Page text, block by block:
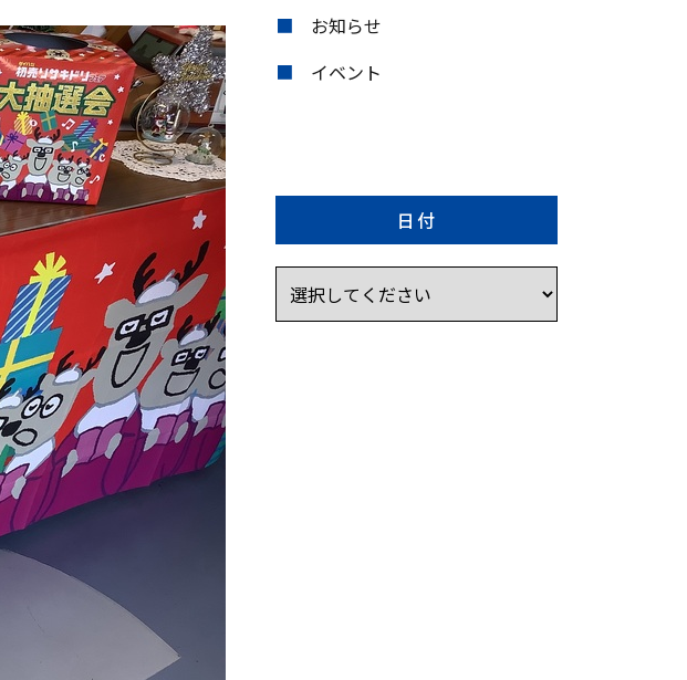
お知らせ
イベント
日付